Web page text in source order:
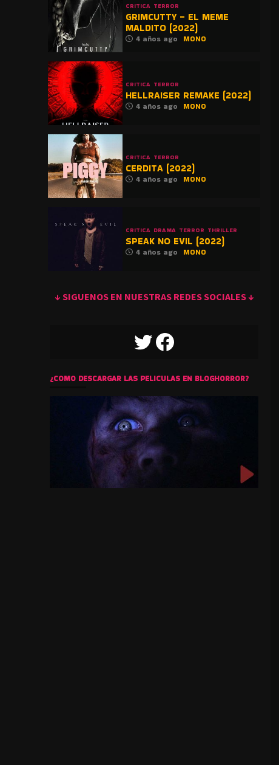
CRITICA TERROR
GRIMCUTTY – EL MEME
MALDITO (2022)
4 años ago MONO
CRITICA TERROR
HELLRAISER REMAKE (2022)
4 años ago MONO
CRITICA TERROR
CERDITA (2022)
4 años ago MONO
CRITICA DRAMA TERROR THRILLER
SPEAK NO EVIL (2022)
4 años ago MONO
↓ SIGUENOS EN NUESTRAS REDES SOCIALES ↓
TWITTERFACEBOOK
¿COMO DESCARGAR LAS PELICULAS EN BLOGHORROR?